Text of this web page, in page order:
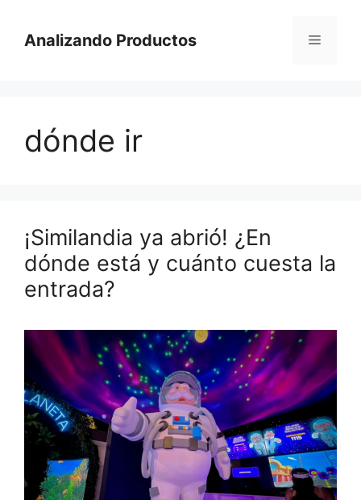
contenido
Analizando Productos Menú
dónde ir
¡Similandia ya abrió! ¿En
dónde está y cuánto cuesta la
entrada?